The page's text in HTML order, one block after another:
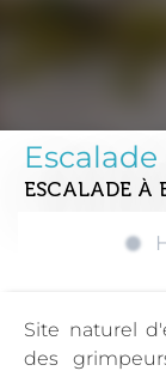
ESCALADE À
Site naturel
des